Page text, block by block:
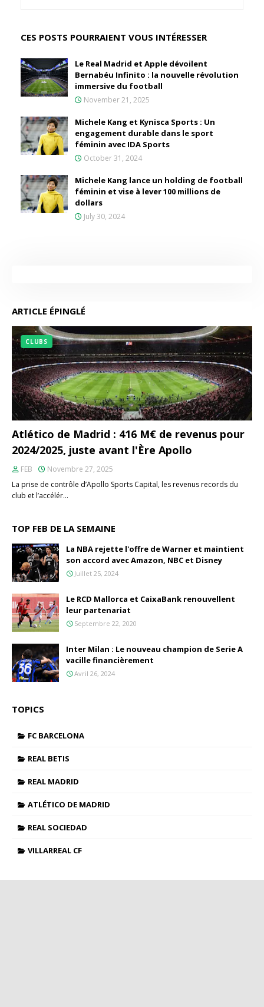
CES POSTS POURRAIENT VOUS INTÉRESSER
Le Real Madrid et Apple dévoilent
Bernabéu Infinito : la nouvelle révolution
immersive du football
November 21, 2025
Michele Kang et Kynisca Sports : Un
engagement durable dans le sport
féminin avec IDA Sports
October 31, 2024
Michele Kang lance un holding de football
féminin et vise à lever 100 millions de
dollars
July 30, 2024
ARTICLE ÉPINGLÉ
CLUBS
Atlético de Madrid : 416 M€ de revenus pour
2024/2025, juste avant l'Ère Apollo
FEB
Novembre 27, 2025
La prise de contrôle d’Apollo Sports Capital, les revenus records du
club et l’accélér…
TOP FEB DE LA SEMAINE
La NBA rejette l'offre de Warner et maintient
son accord avec Amazon, NBC et Disney
Juillet 25, 2024
Le RCD Mallorca et CaixaBank renouvellent
leur partenariat
Septembre 22, 2020
Inter Milan : Le nouveau champion de Serie A
vacille financièrement
Avril 26, 2024
TOPICS
FC BARCELONA
REAL BETIS
REAL MADRID
ATLÉTICO DE MADRID
REAL SOCIEDAD
VILLARREAL CF